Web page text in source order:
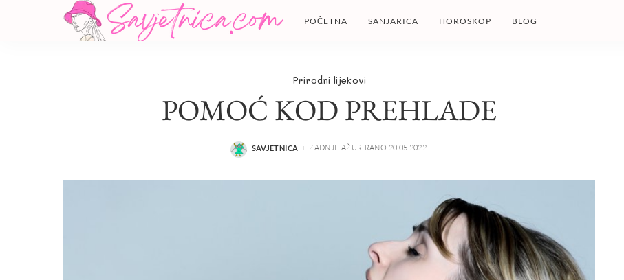
POČETNA SANJARICA HOROSKOP BLOG
Prirodni lijekovi
POMOĆ KOD PREHLADE
POSTED
SAVJETNICA ZADNJE AŽURIRANO 20.05.2022.